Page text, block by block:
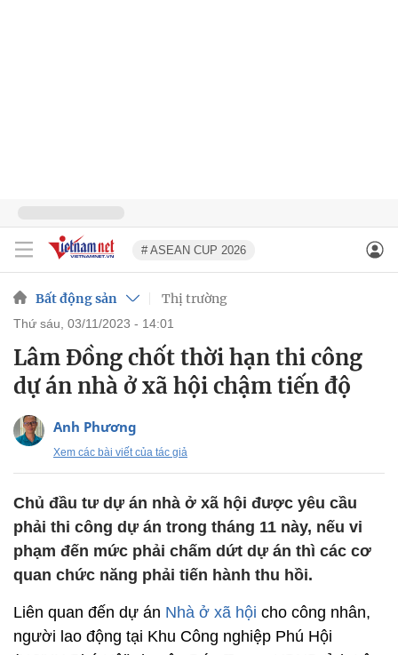
# ASEAN CUP 2026
Bất động sản Thị trường
thứ sáu, 03/11/2023 - 14:01
Lâm Đồng chốt thời hạn thi công
dự án nhà ở xã hội chậm tiến độ
Anh Phương
Xem các bài viết của tác giả
Chủ đầu tư dự án nhà ở xã hội được yêu cầu
phải thi công dự án trong tháng 11 này, nếu vi
phạm đến mức phải chấm dứt dự án thì các cơ
quan chức năng phải tiến hành thu hồi.
Liên quan đến dự án Nhà ở xã hội cho công nhân,
người lao động tại Khu Công nghiệp Phú Hội